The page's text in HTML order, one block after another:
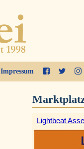
Impressum
Lightbeat